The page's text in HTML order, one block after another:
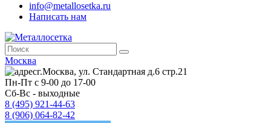
info@metallosetka.ru
Написать нам
Москва
г.Москва, ул. Стандартная д.6 стр.21
Пн-Пт с 9-00 до 17-00
Сб-Вс - выходные
8 (495) 921-44-63
8 (906) 064-82-42